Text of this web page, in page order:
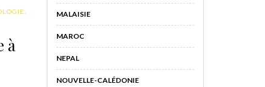
,
à
MALAISIE
MAROC
NEPAL
NOUVELLE-CALÉDONIE